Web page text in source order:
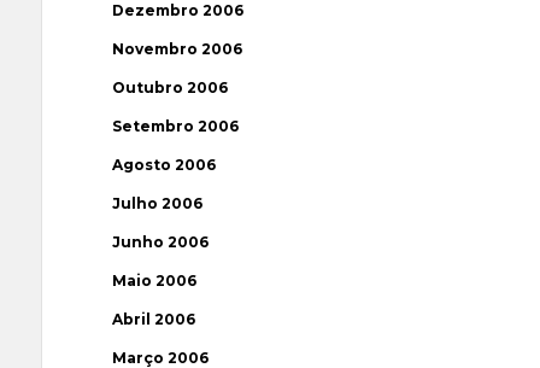
Dezembro 2006
Novembro 2006
Outubro 2006
Setembro 2006
Agosto 2006
Julho 2006
Junho 2006
Maio 2006
Abril 2006
Março 2006